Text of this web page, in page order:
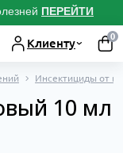
ПЕРЕЙТИ
Клиенту
0
Инсектициды от
10 мл